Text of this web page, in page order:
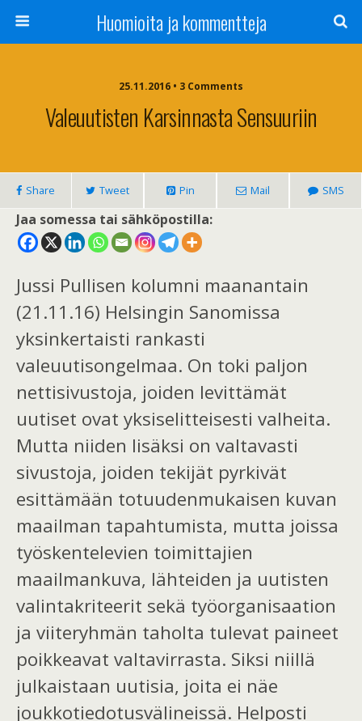
Huomioita ja kommentteja
25.11.2016 • 3 Comments
Valeuutisten Karsinnasta Sensuuriin
Share Tweet Pin Mail SMS
Jaa somessa tai sähköpostilla:
Jussi Pullisen kolumni maanantain
(21.11.16) Helsingin Sanomissa
yksinkertaisti rankasti
valeuutisongelmaa. On toki paljon
nettisivustoja, joiden levittämät
uutiset ovat yksiselitteisesti valheita.
Mutta niiden lisäksi on valtavasti
sivustoja, joiden tekijät pyrkivät
esittämään totuudenmukaisen kuvan
maailman tapahtumista, mutta joissa
työskentelevien toimittajien
maailmankuva, lähteiden ja uutisten
valintakriteerit sekä työorganisaation
ja viiteryhmän taholta tulevat paineet
poikkeavat valtavirrasta. Siksi niillä
julkaistaan uutisia, joita ei näe
joukkotiedotusvälineissä. Helposti